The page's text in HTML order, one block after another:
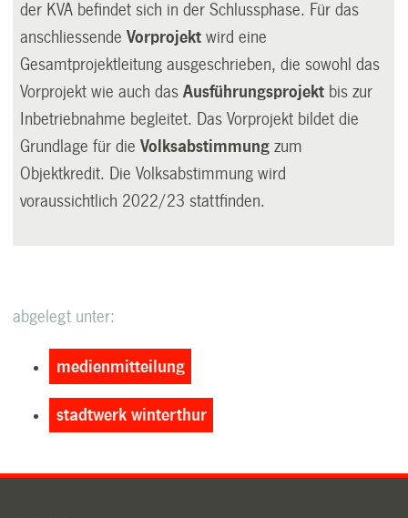
der KVA befindet sich in der Schlussphase. Für das
anschliessendeVorprojektwird eine
Gesamtprojektleitung ausgeschrieben, die sowohl das
Vorprojekt wie auch dasAusführungsprojekt bis zur
Inbetriebnahme begleitet. Das Vorprojekt bildet die
Grundlage für dieVolksabstimmungzum
Objektkredit. Die Volksabstimmung wird
voraussichtlich 2022/23 stattfinden.
abgelegt unter:
medienmitteilung
stadtwerk winterthur